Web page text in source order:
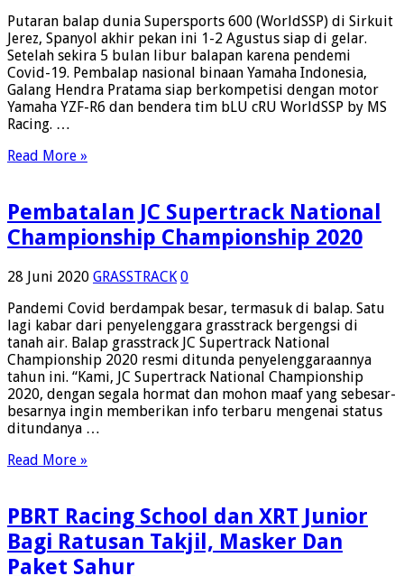
Putaran balap dunia Supersports 600 (WorldSSP) di Sirkuit
Jerez, Spanyol akhir pekan ini 1-2 Agustus siap di gelar.
Setelah sekira 5 bulan libur balapan karena pendemi
Covid-19. Pembalap nasional binaan Yamaha Indonesia,
Galang Hendra Pratama siap berkompetisi dengan motor
Yamaha YZF-R6 dan bendera tim bLU cRU WorldSSP by MS
Racing. …
Read More »
Pembatalan JC Supertrack National
Championship Championship 2020
28 Juni 2020 GRASSTRACK 0
Pandemi Covid berdampak besar, termasuk di balap. Satu
lagi kabar dari penyelenggara grasstrack bergengsi di
tanah air. Balap grasstrack JC Supertrack National
Championship 2020 resmi ditunda penyelenggaraannya
tahun ini. “Kami, JC Supertrack National Championship
2020, dengan segala hormat dan mohon maaf yang sebesar-
besarnya ingin memberikan info terbaru mengenai status
ditundanya …
Read More »
PBRT Racing School dan XRT Junior
Bagi Ratusan Takjil, Masker Dan
Paket Sahur